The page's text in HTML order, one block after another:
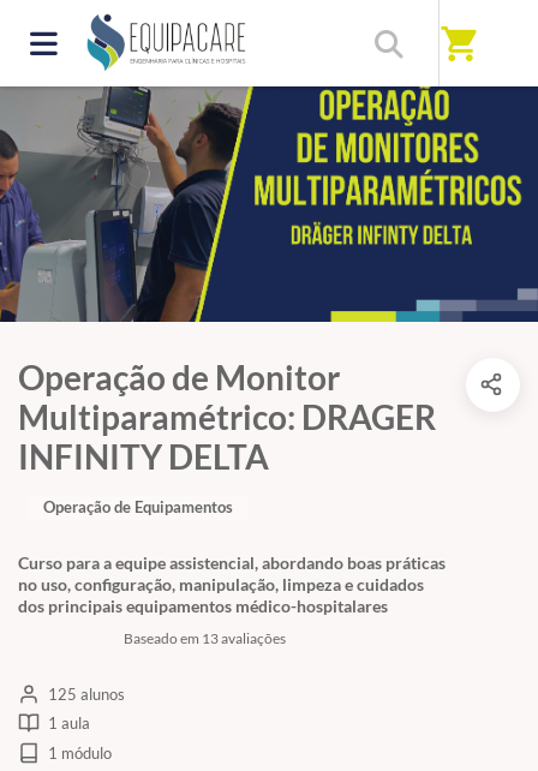
shopping_cart
Operação de Monitor
Multiparamétrico: DRAGER
INFINITY DELTA
Curso para a equipe assistencial, abordando boas práticas
no uso, configuração, manipulação, limpeza e cuidados
dos principais equipamentos médico-hospitalares
Baseado em 13 avaliações
Operação de Equipamentos
125 alunos
1 aula
1 módulo